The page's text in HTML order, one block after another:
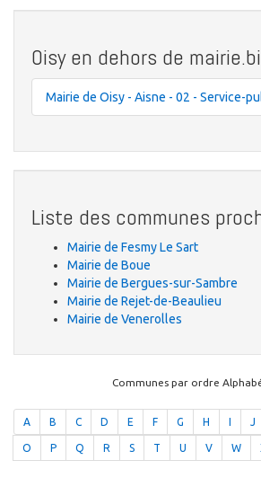
Oisy en dehors de
Mairie de Oisy - Aisne - 02 - Service-
Liste des communes
Mairie de Fesmy Le Sart
Mairie de Boue
Mairie de Bergues-sur-Sambre
Mairie de Rejet-de-Beaulieu
Mairie de Venerolles
Communes par ordre
A B C D E F G H J
O P Q R S T U V W